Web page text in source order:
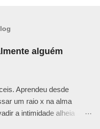
alguém
Aprendeu desde
um raio x na alma
a intimidade alheia